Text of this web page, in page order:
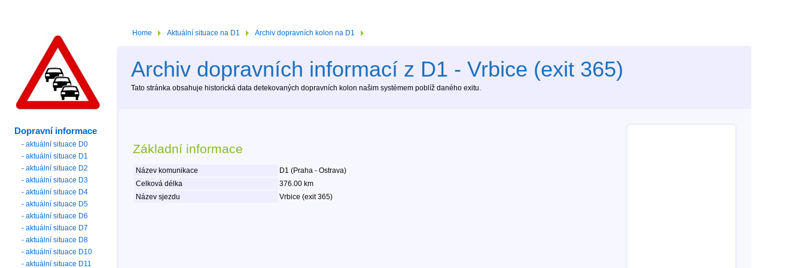
Home Aktuální situace na D1 Archiv dopravních kolon na D1
Archiv dopravních informací z D1 - Vrbice (exit 365)
Tato stránka obsahuje historická data detekovaných dopravních kolon našim systémem poblíž daného exitu.
Základní informace
Název komunikace
D1 (Praha - Ostrava)
Celková délka
376.00 km
Název sjezdu
Vrbice (exit 365)
Dopravní informace
- aktuální situace D0
- aktuální situace D1
- aktuální situace D2
- aktuální situace D3
- aktuální situace D4
- aktuální situace D5
- aktuální situace D6
- aktuální situace D7
- aktuální situace D8
- aktuální situace D10
- aktuální situace D11